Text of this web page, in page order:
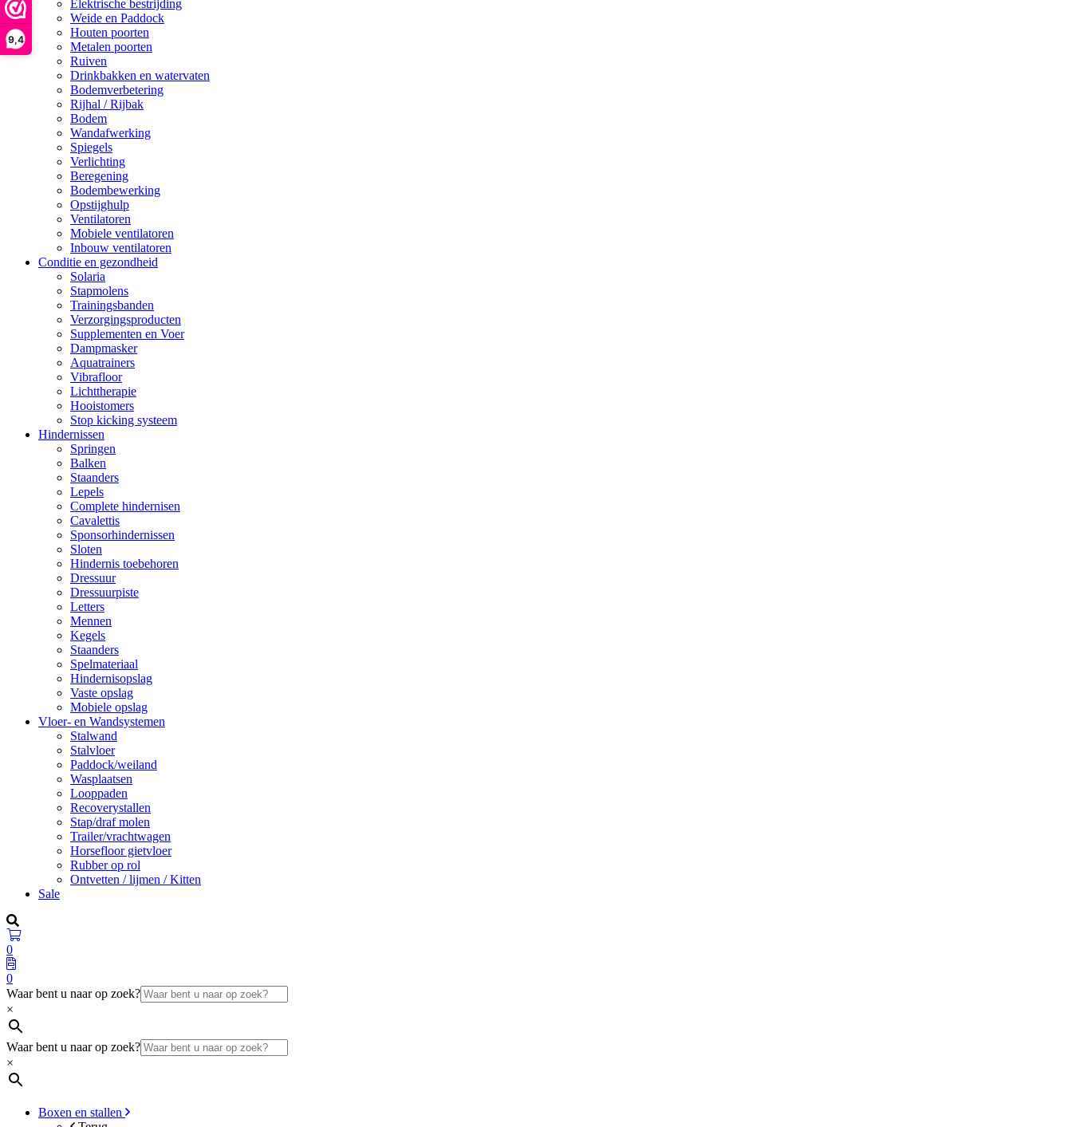
9,4
Elektrische bestrijding
Weide en Paddock
Houten poorten
Metalen poorten
Ruiven
Drinkbakken en watervaten
Bodemverbetering
Rijhal / Rijbak
Bodem
Wandafwerking
Spiegels
Verlichting
Beregening
Bodembewerking
Opstijghulp
Ventilatoren
Mobiele ventilatoren
Inbouw ventilatoren
Conditie en gezondheid
Solaria
Stapmolens
Trainingsbanden
Verzorgingsproducten
Supplementen en Voer
Dampmasker
Aquatrainers
Vibrafloor
Lichttherapie
Hooistomers
Stop kicking systeem
Hindernissen
Springen
Balken
Staanders
Lepels
Complete hindernisen
Cavalettis
Sponsorhindernissen
Sloten
Hindernis toebehoren
Dressuur
Dressuurpiste
Letters
Mennen
Kegels
Staanders
Spelmateriaal
Hindernisopslag
Vaste opslag
Mobiele opslag
Vloer- en Wandsystemen
Stalwand
Stalvloer
Paddock/weiland
Wasplaatsen
Looppaden
Recoverystallen
Stap/draf molen
Trailer/vrachtwagen
Horsefloor gietvloer
Rubber op rol
Ontvetten / lijmen / Kitten
Sale
0
0
Waar bent u naar op zoek?
×
Waar bent u naar op zoek?
×
Boxen en stallen